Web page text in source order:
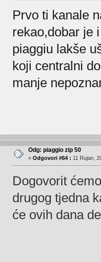
Prvo ti kanale
rekao,dobar je
piaggiu lakše
koji centralni
manje
Odg: piaggio zip 50
« Odgovori #64 : 11 Rujan,
Dogovorit
drugog tjedna
će ovih dana